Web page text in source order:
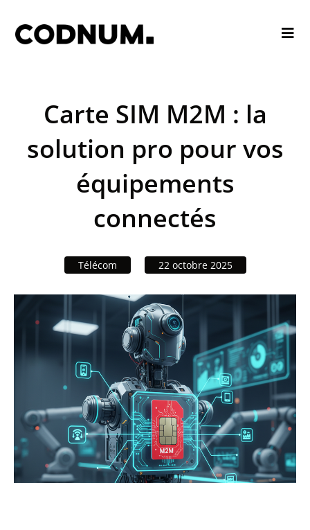
Carte SIM M2M : la
solution pro pour vos
équipements
connectés
Télécom 22 octobre 2025